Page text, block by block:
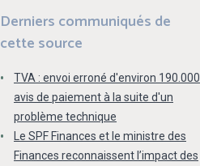
Derniers communiqués de
cette source
TVA : envoi erroné d'environ 190.000
avis de paiement à la suite d'un
problème technique
Le SPF Finances et le ministre des
Finances reconnaissent l’impact des